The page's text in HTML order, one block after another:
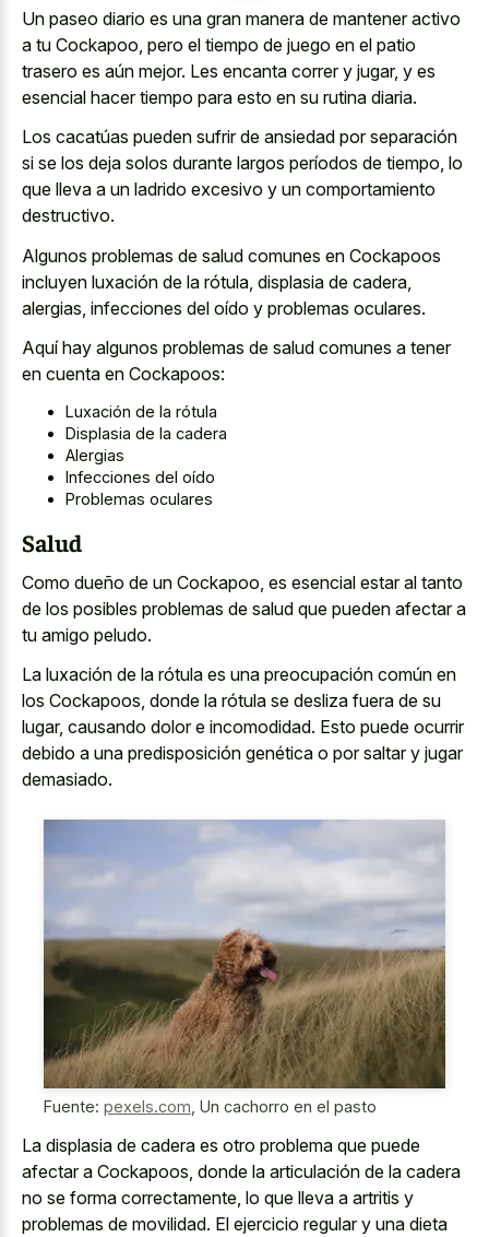
Un paseo diario es una gran manera de mantener activo
a tu Cockapoo, pero el tiempo de juego en el patio
trasero es aún mejor. Les encanta correr y jugar, y es
esencial hacer tiempo para esto en su rutina diaria.
Los cacatúas pueden sufrir de ansiedad por separación
si se los deja solos durante largos períodos de tiempo, lo
que lleva a un ladrido excesivo y un comportamiento
destructivo.
Algunos problemas de salud comunes en Cockapoos
incluyen luxación de la rótula, displasia de cadera,
alergias, infecciones del oído y problemas oculares.
Aquí hay algunos problemas de salud comunes a tener
en cuenta en Cockapoos:
Luxación de la rótula
Displasia de la cadera
Alergias
Infecciones del oído
Problemas oculares
Salud
Como dueño de un Cockapoo, es esencial estar al tanto
de los posibles problemas de salud que pueden afectar a
tu amigo peludo.
La luxación de la rótula es una preocupación común en
los Cockapoos, donde la rótula se desliza fuera de su
lugar, causando dolor e incomodidad. Esto puede ocurrir
debido a una predisposición genética o por saltar y jugar
demasiado.
Fuente: pexels.com, Un cachorro en el pasto
La displasia de cadera es otro problema que puede
afectar a Cockapoos, donde la articulación de la cadera
no se forma correctamente, lo que lleva a artritis y
problemas de movilidad. El ejercicio regular y una dieta